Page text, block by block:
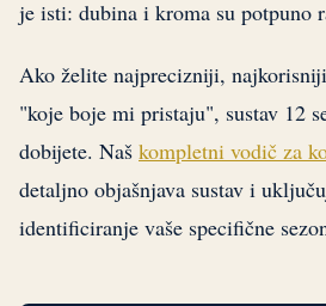
je isti: dubina i kroma su potpuno
Ako želite najprecizniji,
"koje boje mi pristaju", sustav 12
dobijete. Naš kompletni vodič za
detaljno objašnjava sustav i
identificiranje vaše specifične